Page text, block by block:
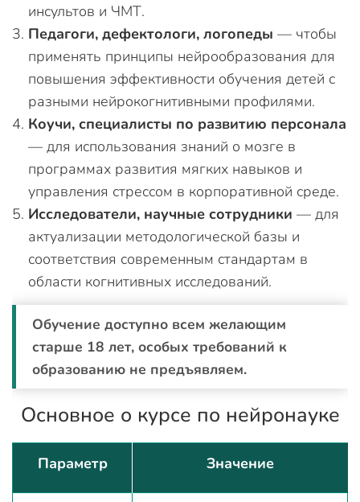
инсультов и ЧМТ.
Педагоги, дефектологи, логопеды — чтобы
применять принципы нейрообразования для
повышения эффективности обучения детей с
разными нейрокогнитивными профилями.
Коучи, специалисты по развитию персонала
— для использования знаний о мозге в
программах развития мягких навыков и
управления стрессом в корпоративной среде.
Исследователи, научные сотрудники — для
актуализации методологической базы и
соответствия современным стандартам в
области когнитивных исследований.
Обучение доступно всем желающим
старше 18 лет, особых требований к
образованию не предъявляем.
Основное о курсе по нейронауке
Параметр Значение